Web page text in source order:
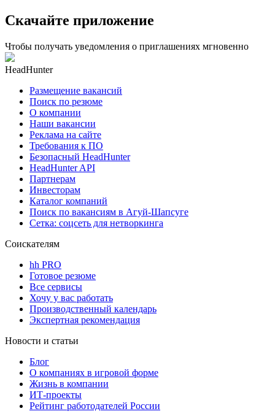
Скачайте приложение
Чтобы получать уведомления о приглашениях мгновенно
HeadHunter
Размещение вакансий
Поиск по резюме
О компании
Наши вакансии
Реклама на сайте
Требования к ПО
Безопасный HeadHunter
HeadHunter API
Партнерам
Инвесторам
Каталог компаний
Поиск по вакансиям в Агуй-Шапсуге
Сетка: соцсеть для нетворкинга
Соискателям
hh PRO
Готовое резюме
Все сервисы
Хочу у вас работать
Производственный календарь
Экспертная рекомендация
Новости и статьи
Блог
О компаниях в игровой форме
Жизнь в компании
ИТ-проекты
Рейтинг работодателей России